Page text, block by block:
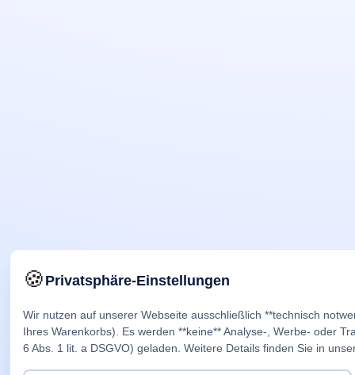
🍪Privatsphäre-Einstellungen
Wir nutzen auf unserer Webseite ausschließlich **technisch
Ihres Warenkorbs). Es werden **keine** Analyse-, Werbe- oder
6 Abs. 1 lit. a DSGVO) geladen. Weitere Details finden Sie in